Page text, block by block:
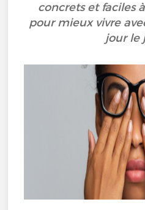
concrets et faciles
pour mieux vivre
jour le